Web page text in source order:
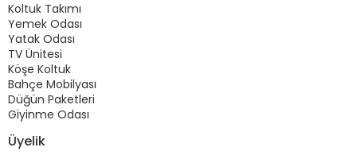
Koltuk Takımı
Yemek Odası
Yatak Odası
TV Ünitesi
Köşe Koltuk
Bahçe Mobilyası
Düğün Paketleri
Giyinme Odası
Üyelik